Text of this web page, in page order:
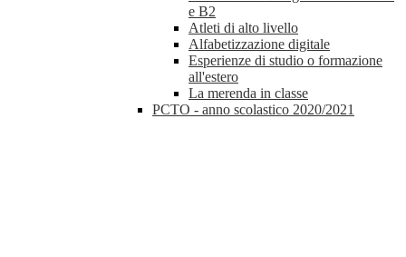
e B2
Atleti di alto livello
Alfabetizzazione digitale
Esperienze di studio o formazione
all'estero
La merenda in classe
PCTO - anno scolastico 2020/2021